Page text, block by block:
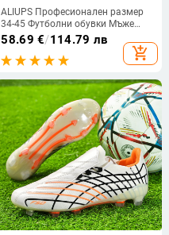
ALIUPS Професионален размер
34-45 Футболни обувки Мъже
Деца Детски футболни обувки за
момчета Футболни обувки
Маратонки Футболни бутонки
58.69 €/114.79 лв
add_shopping_cart